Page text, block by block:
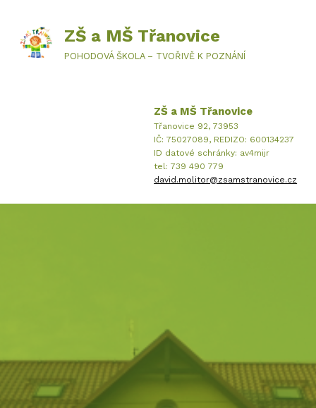
ZŠ a MŠ Třanovice
POHODOVÁ ŠKOLA – TVOŘIVĚ K POZNÁNÍ
ZŠ a MŠ Třanovice
Třanovice 92, 73953
IČ: 75027089, REDIZO: 600134237
ID datové schránky: av4mijr
tel: 739 490 779
david.molitor@zsamstranovice.cz